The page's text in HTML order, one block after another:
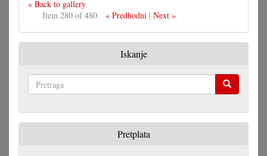
« Back to gallery
Item 280 of 480
« Predhodni| Next »
Iskanje
Pretplata